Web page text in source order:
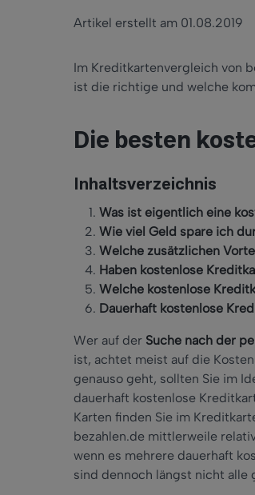
Artikel erstellt am 01.08.2019
Im Kreditkartenvergleich von
ist die richtige und welche
Die besten
Inhaltsverzeichnis
Was ist eigentlich eine
Wie viel Geld spare ich
Welche zusätzlichen
Haben kostenlose
Welche kostenlose
Dauerhaft kostenlose
Wer auf der Suche nach der
ist, achtet meist auf die
genauso geht, sollten Sie im
dauerhaft kostenlose
Karten finden Sie im
bezahlen.de mittlerweile
wenn es mehrere dauerhaft
sind dennoch längst nicht alle